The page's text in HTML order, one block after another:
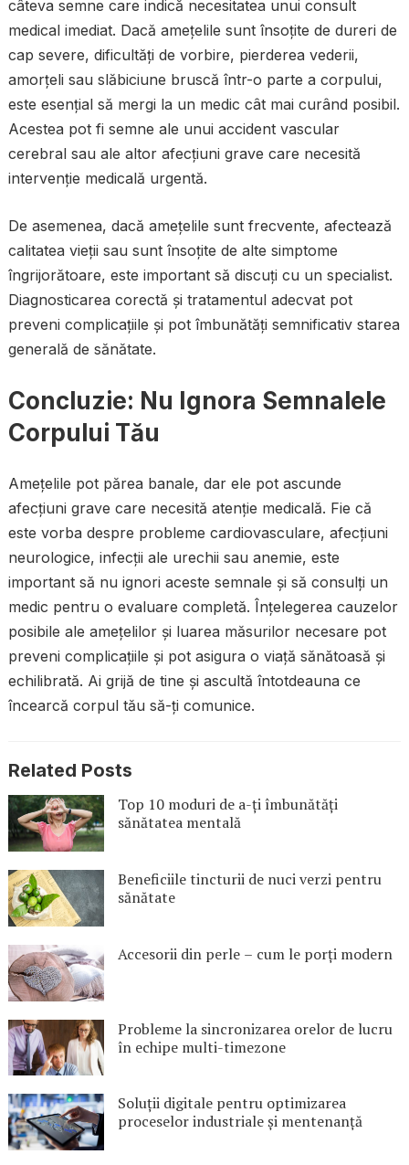
câteva semne care indică necesitatea unui consult
medical imediat. Dacă amețelile sunt însoțite de dureri de
cap severe, dificultăți de vorbire, pierderea vederii,
amorțeli sau slăbiciune bruscă într-o parte a corpului,
este esențial să mergi la un medic cât mai curând posibil.
Acestea pot fi semne ale unui accident vascular
cerebral sau ale altor afecțiuni grave care necesită
intervenție medicală urgentă.
De asemenea, dacă amețelile sunt frecvente, afectează
calitatea vieții sau sunt însoțite de alte simptome
îngrijorătoare, este important să discuți cu un specialist.
Diagnosticarea corectă și tratamentul adecvat pot
preveni complicațiile și pot îmbunătăți semnificativ starea
generală de sănătate.
Concluzie: Nu Ignora Semnalele
Corpului Tău
Amețelile pot părea banale, dar ele pot ascunde
afecțiuni grave care necesită atenție medicală. Fie că
este vorba despre probleme cardiovasculare, afecțiuni
neurologice, infecții ale urechii sau anemie, este
important să nu ignori aceste semnale și să consulți un
medic pentru o evaluare completă. Înțelegerea cauzelor
posibile ale amețelilor și luarea măsurilor necesare pot
preveni complicațiile și pot asigura o viață sănătoasă și
echilibrată. Ai grijă de tine și ascultă întotdeauna ce
încearcă corpul tău să-ți comunice.
Related Posts
Top 10 moduri de a-ți îmbunătăți
sănătatea mentală
Beneficiile tincturii de nuci verzi pentru
sănătate
Accesorii din perle – cum le porți modern
Probleme la sincronizarea orelor de lucru
în echipe multi-timezone
Soluții digitale pentru optimizarea
proceselor industriale și mentenanță